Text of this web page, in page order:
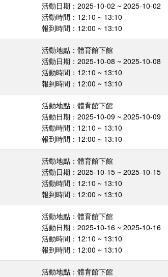
活動日期：2025-10-02 ~ 2025-10-02
活動時間：12:10 ~ 13:10
報到時間：12:00 ~ 13:10
活動地點：體育館下館
活動日期：2025-10-08 ~ 2025-10-08
活動時間：12:10 ~ 13:10
報到時間：12:00 ~ 13:10
活動地點：體育館下館
活動日期：2025-10-09 ~ 2025-10-09
活動時間：12:10 ~ 13:10
報到時間：12:00 ~ 13:10
活動地點：體育館下館
活動日期：2025-10-15 ~ 2025-10-15
活動時間：12:10 ~ 13:10
報到時間：12:00 ~ 13:10
活動地點：體育館下館
活動日期：2025-10-16 ~ 2025-10-16
活動時間：12:10 ~ 13:10
報到時間：12:00 ~ 13:10
活動地點：體育館下館